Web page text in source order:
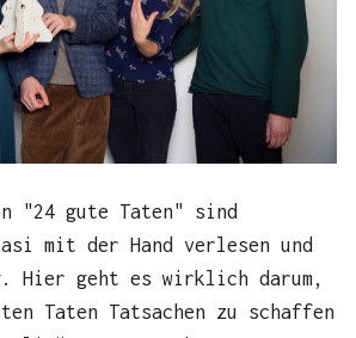
"24 gute Taten" sind
mit der Hand verlesen und
geht es wirklich darum,
Taten Tatsachen zu schaffen